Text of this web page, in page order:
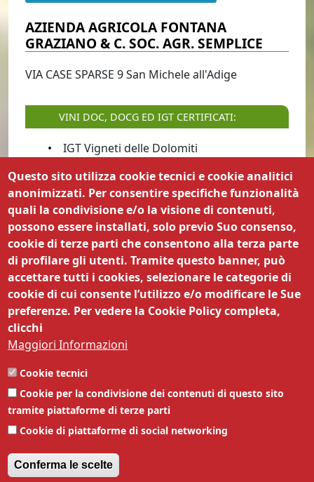
AZIENDA AGRICOLA FONTANA
GRAZIANO & C. SOC. AGR. SEMPLICE
VIA CASE SPARSE 9San Michele all'Adige
VINI DOC, DOCG ED IGT CERTIFICATI:
IGT Vigneti delle Dolomiti
DOC Trento
© CCIATA (TN) | Via Dordi, 19 - 38122 Trento
| MAILcontrolliproduzioni@tn.camcom.it
PECcciaa@tn.legalmail.camcom.it| TEL 0461
887256 |Amministrazione trasparente|
Obiettivi di accessibilità
accessibilità|Privacy
tematici
dei dati| Codice Univoco Ufficio 63DMG2 |
P.IVA 00262170228 | IBAN
Questo sito utilizza cookie tecnici e cookie analitici
anonimizzati. Per consentire specifiche funzionalità
quali la condivisione e/o la visione di contenuti,
possono essere installati, solo previo Suo consenso,
cookie di terze parti che consentono alla terza parte
di profilare gli utenti. Tramite questo banner, può
accettare tutti i cookies, selezionare le categorie di
cookie di cui consente l’utilizzo e/o modificare le Sue
preferenze. Per vedere la Cookie Policy completa,
clicchi
Maggiori Informazioni
Cookie tecnici
Cookie per la condivisione dei contenuti di questo sito
tramite piattaforme di terze parti
Cookie di piattaforme di social networking
Conferma le scelte